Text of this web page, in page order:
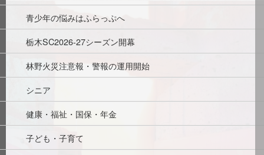
青少年の悩みはふらっぷへ
栃木SC2026-27シーズン開幕
林野火災注意報・警報の運用開始
シニア
健康・福祉・国保・年金
子ども・子育て